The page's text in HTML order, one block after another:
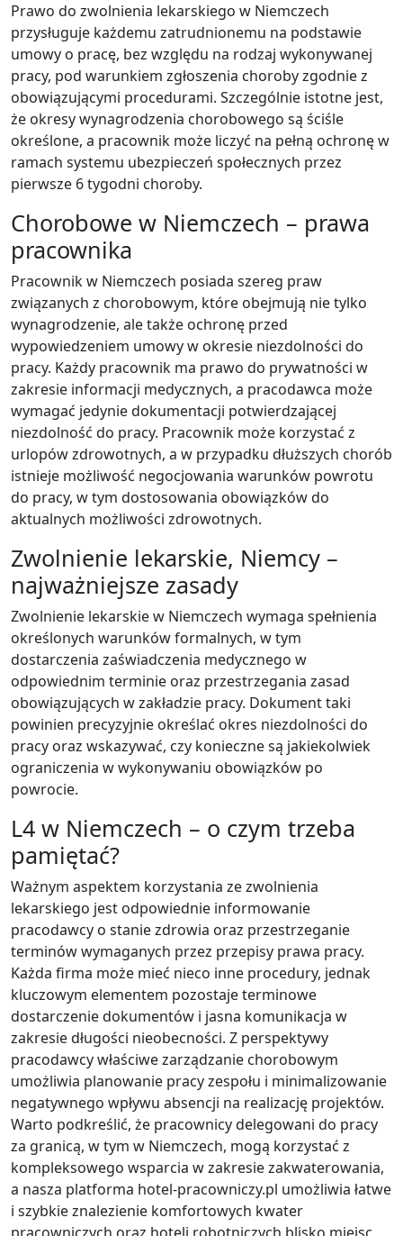
Prawo do zwolnienia lekarskiego w Niemczech
przysługuje każdemu zatrudnionemu na podstawie
umowy o pracę, bez względu na rodzaj wykonywanej
pracy, pod warunkiem zgłoszenia choroby zgodnie z
obowiązującymi procedurami. Szczególnie istotne jest,
że okresy wynagrodzenia chorobowego są ściśle
określone, a pracownik może liczyć na pełną ochronę w
ramach systemu ubezpieczeń społecznych przez
pierwsze 6 tygodni choroby.
Chorobowe w Niemczech – prawa
pracownika
Pracownik w Niemczech posiada szereg praw
związanych z chorobowym, które obejmują nie tylko
wynagrodzenie, ale także ochronę przed
wypowiedzeniem umowy w okresie niezdolności do
pracy. Każdy pracownik ma prawo do prywatności w
zakresie informacji medycznych, a pracodawca może
wymagać jedynie dokumentacji potwierdzającej
niezdolność do pracy. Pracownik może korzystać z
urlopów zdrowotnych, a w przypadku dłuższych chorób
istnieje możliwość negocjowania warunków powrotu
do pracy, w tym dostosowania obowiązków do
aktualnych możliwości zdrowotnych.
Zwolnienie lekarskie, Niemcy –
najważniejsze zasady
Zwolnienie lekarskie w Niemczech wymaga spełnienia
określonych warunków formalnych, w tym
dostarczenia zaświadczenia medycznego w
odpowiednim terminie oraz przestrzegania zasad
obowiązujących w zakładzie pracy. Dokument taki
powinien precyzyjnie określać okres niezdolności do
pracy oraz wskazywać, czy konieczne są jakiekolwiek
ograniczenia w wykonywaniu obowiązków po
powrocie.
L4 w Niemczech – o czym trzeba
pamiętać?
Ważnym aspektem korzystania ze zwolnienia
lekarskiego jest odpowiednie informowanie
pracodawcy o stanie zdrowia oraz przestrzeganie
terminów wymaganych przez przepisy prawa pracy.
Każda firma może mieć nieco inne procedury, jednak
kluczowym elementem pozostaje terminowe
dostarczenie dokumentów i jasna komunikacja w
zakresie długości nieobecności. Z perspektywy
pracodawcy właściwe zarządzanie chorobowym
umożliwia planowanie pracy zespołu i minimalizowanie
negatywnego wpływu absencji na realizację projektów.
Warto podkreślić, że pracownicy delegowani do pracy
za granicą, w tym w Niemczech, mogą korzystać z
kompleksowego wsparcia w zakresie zakwaterowania,
a nasza platforma hotel-pracowniczy.pl umożliwia łatwe
i szybkie znalezienie komfortowych kwater